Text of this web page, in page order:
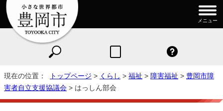
メニュー
現在の位置： トップページ > くらし > 福祉 > 障害福祉 > 豊岡市障
害者自立支援協議会 > はっしん部会